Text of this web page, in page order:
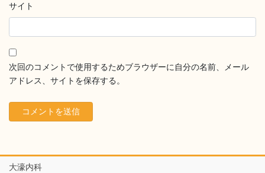
サイト
次回のコメントで使用するためブラウザーに自分の名前、メール
アドレス、サイトを保存する。
大濠内科